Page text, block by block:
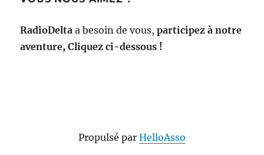
RadioDelta a besoin de vous,participez à notre
aventure, Cliquez ci-dessous !
Propulsé par HelloAsso